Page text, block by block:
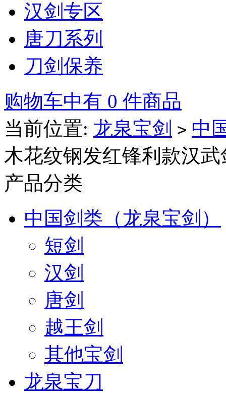
汉剑专区
唐刀系列
刀剑保养
购物车中有 0 件商品
当前位置: 龙泉宝剑 > 中
木花纹钢发红锋利款汉武
产品分类
中国剑类（龙泉宝剑）
短剑
汉剑
唐剑
越王剑
其他宝剑
龙泉宝刀